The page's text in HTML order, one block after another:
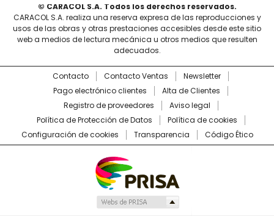
© CARACOL S.A. Todos los derechos reservados.
CARACOL S.A. realiza una reserva expresa de las reproducciones y
usos de las obras y otras prestaciones accesibles desde este sitio
web a medios de lectura mecánica u otros medios que resulten
adecuados.
Contacto Contacto Ventas
Newsletter
Pago electrónico clientes
Alta de Clientes
Registro de proveedores
Aviso legal
Política de Protección de Datos
Política de cookies
Configuración de cookies
Transparencia Código Ético